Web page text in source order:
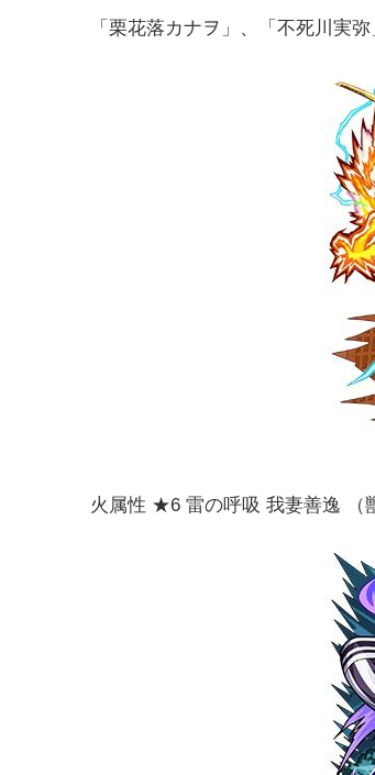
「栗花落カナヲ」、「不死川実
火属性 ★6 雷の呼吸 我妻善逸 （